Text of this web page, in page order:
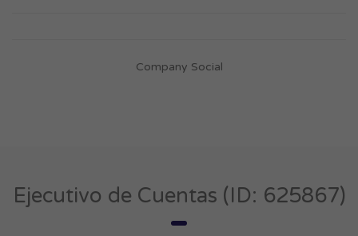
Company Social
Ejecutivo de Cuentas (ID: 625867)